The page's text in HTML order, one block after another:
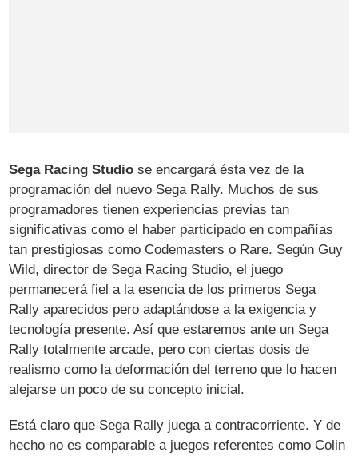
Sega Racing Studio se encargará ésta vez de la
programación del nuevo Sega Rally. Muchos de sus
programadores tienen experiencias previas tan
significativas como el haber participado en compañías
tan prestigiosas como Codemasters o Rare. Según Guy
Wild, director de Sega Racing Studio, el juego
permanecerá fiel a la esencia de los primeros Sega
Rally aparecidos pero adaptándose a la exigencia y
tecnología presente. Así que estaremos ante un Sega
Rally totalmente arcade, pero con ciertas dosis de
realismo como la deformación del terreno que lo hacen
alejarse un poco de su concepto inicial.
Está claro que Sega Rally juega a contracorriente. Y de
hecho no es comparable a juegos referentes como Colin